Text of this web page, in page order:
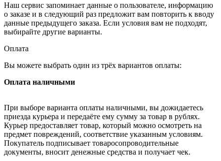
Наш сервис запоминает данные о пользователе, информацию
о заказе и в следующий раз предложит вам повторить к вводу
данные предыдущего заказа. Если условия вам не подходят,
выбирайте другие варианты.
Оплата
Вы можете выбрать один из трёх вариантов оплаты:
Оплата наличными
При выборе варианта оплаты наличными, вы дожидаетесь
приезда курьера и передаёте ему сумму за товар в рублях.
Курьер предоставляет товар, который можно осмотреть на
предмет повреждений, соответствие указанным условиям.
Покупатель подписывает товаросопроводительные
документы, вносит денежные средства и получает чек.